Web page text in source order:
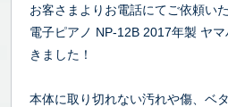
お客さまよりお電話にてご依頼い
電子ピアノ NP-12B 2017年製 ヤ
きました！
本体に取り切れない汚れや傷、ベ